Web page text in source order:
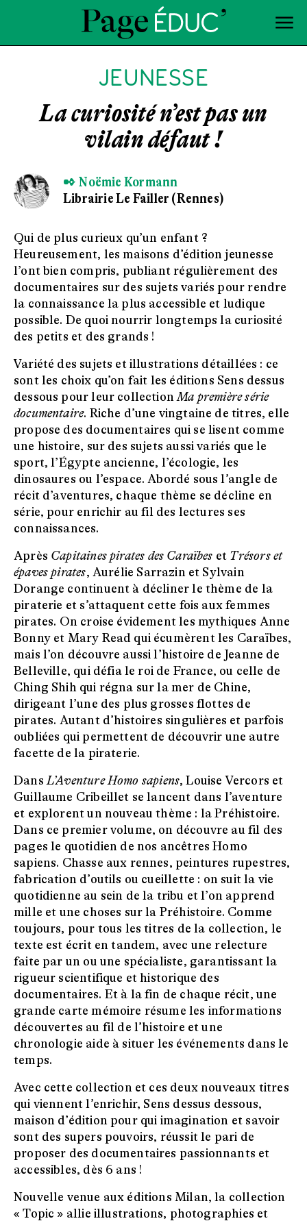
JEUNESSE
La curiosité n’est pas un
vilain défaut !
✒ Noëmie Kormann
Librairie Le Failler (Rennes)
Qui de plus curieux qu’un enfant ?
Heureusement, les maisons d’édition jeunesse
l’ont bien compris, publiant régulièrement des
documentaires sur des sujets variés pour rendre
la connaissance la plus accessible et ludique
possible. De quoi nourrir longtemps la curiosité
des petits et des grands !
Variété des sujets et illustrations détaillées : ce
sont les choix qu’on fait les éditions Sens dessus
dessous pour leur collectionMa première série
documentaire. Riche d’une vingtaine de titres, elle
propose des documentaires qui se lisent comme
une histoire, sur des sujets aussi variés que le
sport, l’Égypte ancienne, l’écologie, les
dinosaures ou l’espace. Abordé sous l’angle de
récit d’aventures, chaque thème se décline en
série, pour enrichir au fil des lectures ses
connaissances.
Après Capitaines pirates des Caraïbes et Trésors et
épaves pirates, Aurélie Sarrazin et Sylvain
Dorange continuent à décliner le thème de la
piraterie et s’attaquent cette fois aux femmes
pirates. On croise évidement les mythiques Anne
Bonny et Mary Read qui écumèrent les Caraïbes,
mais l’on découvre aussi l’histoire de Jeanne de
Belleville, qui défia le roi de France, ou celle de
Ching Shih qui régna sur la mer de Chine,
dirigeant l’une des plus grosses flottes de
pirates. Autant d’histoires singulières et parfois
oubliées qui permettent de découvrir une autre
facette de la piraterie.
DansL’Aventure Homo sapiens, Louise Vercors et
Guillaume Cribeillet se lancent dans l’aventure
et explorent un nouveau thème : la Préhistoire.
Dans ce premier volume, on découvre au fil des
pages le quotidien de nos ancêtres Homo
sapiens. Chasse aux rennes, peintures rupestres,
fabrication d’outils ou cueillette : on suit la vie
quotidienne au sein de la tribu et l’on apprend
mille et une choses sur la Préhistoire. Comme
toujours, pour tous les titres de la collection, le
texte est écrit en tandem, avec une relecture
faite par un ou une spécialiste, garantissant la
rigueur scientifique et historique des
documentaires. Et à la fin de chaque récit, une
grande carte mémoire résume les informations
découvertes au fil de l’histoire et une
chronologie aide à situer les événements dans le
temps.
Avec cette collection et ces deux nouveaux titres
qui viennent l’enrichir, Sens dessus dessous,
maison d’édition pour qui imagination et savoir
sont des supers pouvoirs, réussit le pari de
proposer des documentaires passionnants et
accessibles, dès 6 ans !
Nouvelle venue aux éditions Milan, la collection
« Topic » allie illustrations, photographies et